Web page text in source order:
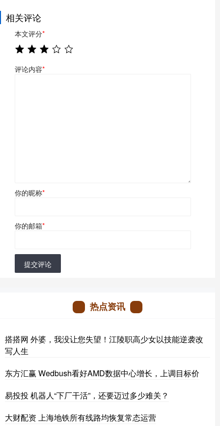
相关评论
本文评分*
评论内容*
你的昵称*
你的邮箱*
提交评论
热点资讯
搭搭网 外婆，我没让您失望！江陵职高少女以技能逆袭改
写人生
东方汇赢 Wedbush看好AMD数据中心增长，上调目标价
易投投 机器人“下厂干活”，还要迈过多少难关？
大财配资 上海地铁所有线路均恢复常态运营